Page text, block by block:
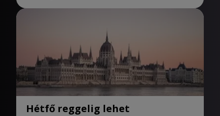
Hétfő reggelig lehet